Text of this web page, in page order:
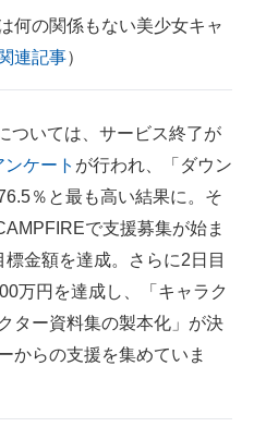
何の関係もない美少女キャ
連記事）
ついては、サービス終了が
ケート が行われ、「ダウン
％と最も高い結果に。そ
で支援募集が始ま
金額を達成。さらに2日目
万円を達成し、「キャラク
ター資料集の製本化」が決
からの支援を集めていま